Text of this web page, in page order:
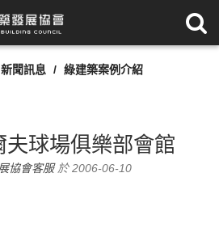
新聞訊息 綠建築案例介紹
夫球場俱樂部會館
協會客服於 2006-06-10